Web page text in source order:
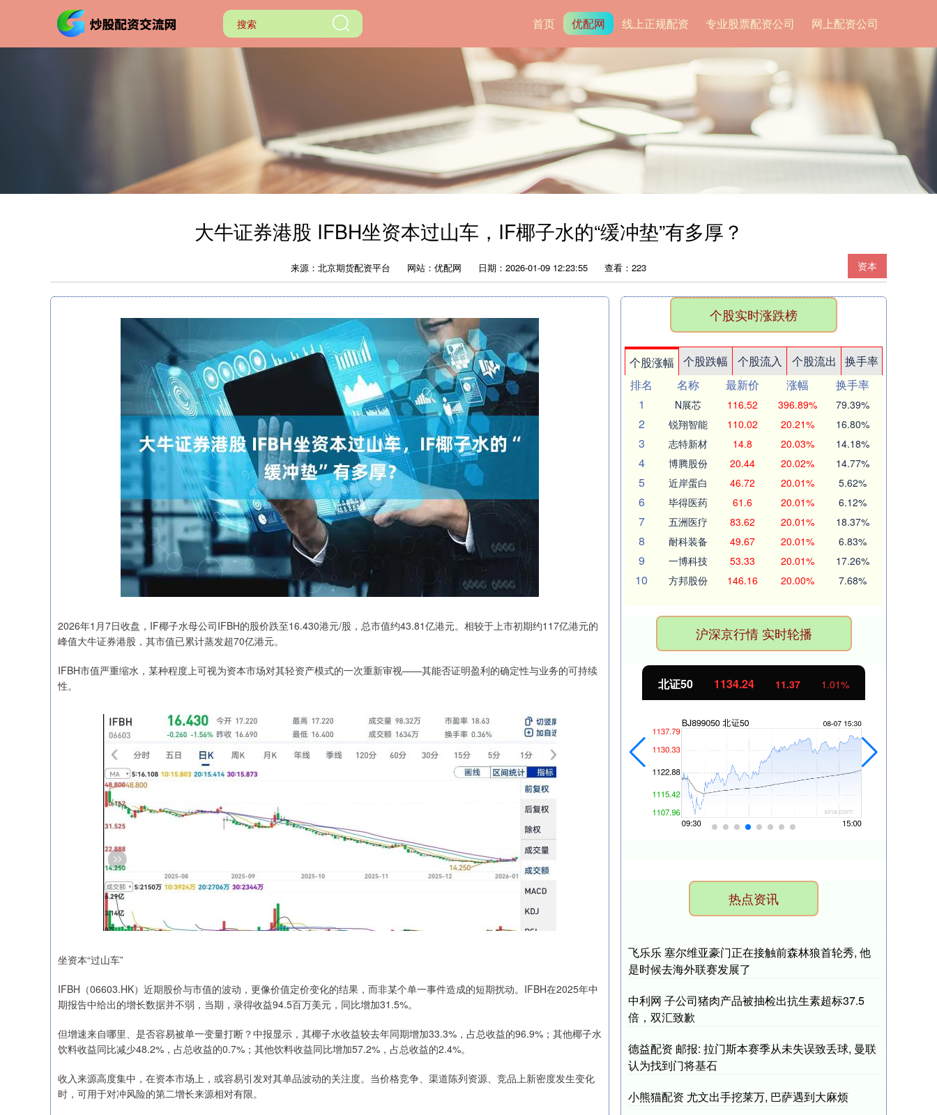
首页 优配网 线上正规配资 专业股票配资公司 网上配资公司
大牛证券港股 IFBH坐资本过山车，IF椰子水的“缓冲垫”有多厚？
资本
来源：北京期货配资平台 网站：优配网 日期：2026-01-09 12:23:55 查看：223
2026年1月7日收盘，IF椰子水母公司IFBH的股价跌至16.430港元/股，总市值约43.81亿港元。相较于上市初期约117亿港元的
峰值大牛证券港股，其市值已累计蒸发超70亿港元。
IFBH市值严重缩水，某种程度上可视为资本市场对其轻资产模式的一次重新审视——其能否证明盈利的确定性与业务的可持续
性。
坐资本“过山车”
IFBH（06603.HK）近期股价与市值的波动，更像价值定价变化的结果，而非某个单一事件造成的短期扰动。IFBH在2025年中
期报告中给出的增长数据并不弱，当期，录得收益94.5百万美元，同比增加31.5%。
但增速来自哪里、是否容易被单一变量打断？中报显示，其椰子水收益较去年同期增加33.3%，占总收益的96.9%；其他椰子水
饮料收益同比减少48.2%，占总收益的0.7%；其他饮料收益同比增加57.2%，占总收益的2.4%。
收入来源高度集中，在资本市场上，或容易引发对其单品波动的关注度。当价格竞争、渠道陈列资源、竞品上新密度发生变化
时，可用于对冲风险的第二增长来源相对有限。
个股实时涨跌榜
个股涨幅 个股跌幅 个股流入 个股流出
换手率
排名
名称 最新价 涨幅
换手率
1
N展芯 116.52 396.89% 79.39%
2 锐翔智能 110.02 20.21% 16.80%
3 志特新材 14.8 20.03% 14.18%
4 博腾股份 20.44 20.02% 14.77%
5 近岸蛋白 46.72 20.01% 5.62%
6 毕得医药 61.6 20.01% 6.12%
7 五洲医疗 83.62 20.01% 18.37%
8 耐科装备 49.67 20.01% 6.83%
9 一博科技 53.33 20.01% 17.26%
10 方邦股份 146.16 20.00% 7.68%
沪深京行情 实时轮播
1.02% 北证50 1134.24 11.37 1.01%
热点资讯
飞乐乐 塞尔维亚豪门正在接触前森林狼首轮秀, 他
是时候去海外联赛发展了
中利网 子公司猪肉产品被抽检出抗生素超标37.5
倍，双汇致歉
德益配资 邮报: 拉门斯本赛季从未失误致丢球, 曼联
认为找到门将基石
小熊猫配资 尤文出手挖莱万, 巴萨遇到大麻烦